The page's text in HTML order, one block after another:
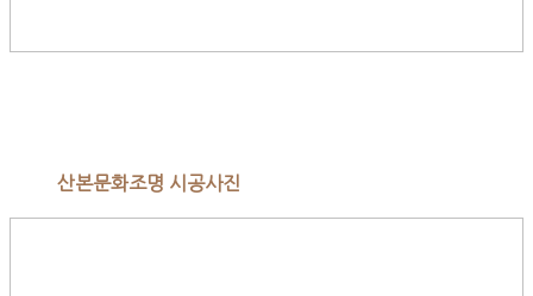
산본문화조명 시공사진